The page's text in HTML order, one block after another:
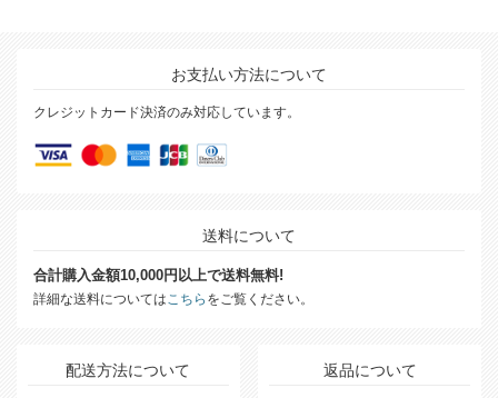
お支払い方法について
クレジットカード決済のみ対応しています。
送料について
合計購入金額10,000円以上で送料無料!
詳細な送料についてはこちら をご覧ください。
配送方法について 返品について